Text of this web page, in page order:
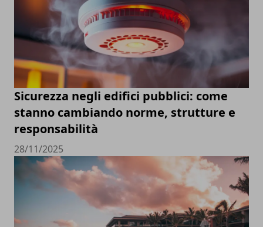
Sicurezza negli edifici pubblici: come
stanno cambiando norme, strutture e
responsabilità
28/11/2025